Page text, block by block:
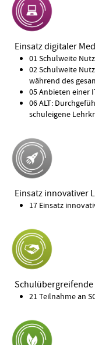
Einsatz digitaler
01 Schulweite
02 Schulweite
während des
05 Anbieten einer
06 ALT:
schuleigene
Einsatz innovativer
17 Einsatz
21 Teilnahme an